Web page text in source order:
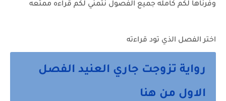
وفرناها لكم كامله جميع الفصول نتمني لكم قراءه ممتعه
اختر الفصل الذي تود قراءته
رواية تزوجت جاري العنيد الفصل
الاول من هنا